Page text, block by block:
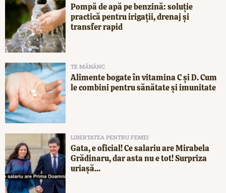
Pompă de apă pe benzină: soluție
practică pentru irigații, drenaj și
transfer rapid
TE MĂNÂNC
Alimente bogate în vitamina C și D. Cum
le combini pentru sănătate și imunitate
LIBERTATEA PENTRU FEMEI
Gata, e oficial! Ce salariu are Mirabela
Grădinaru, dar asta nu e tot! Surpriza
uriașă...